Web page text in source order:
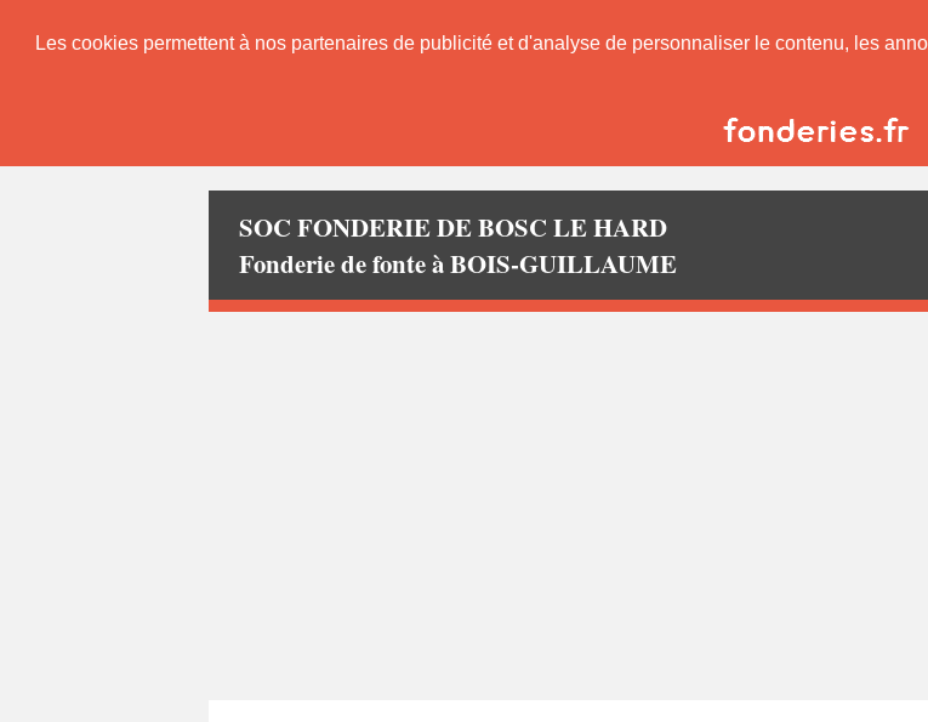
Les cookies permettent à nos partenaires de publicité et d'analyse de personnaliser le contenu, les
SOC FONDERIE DE BOSC LE HARD
Fonderie de fonte à BOIS-GUILLAUME